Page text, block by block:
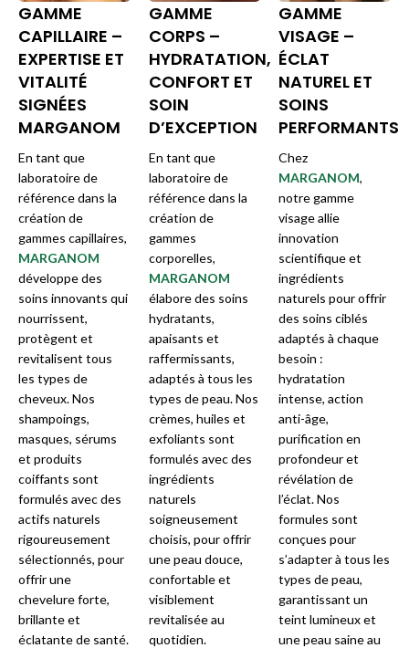
GAMME
CAPILLAIRE –
EXPERTISE ET
VITALITÉ
SIGNÉES
MARGANOM
En tant que
laboratoire de
référence dans la
création de
gammes capillaires,
MARGANOM
développe des
soins innovants qui
nourrissent,
protègent et
revitalisent tous
les types de
cheveux. Nos
shampoings,
masques, sérums
et produits
coiffants sont
formulés avec des
actifs naturels
rigoureusement
sélectionnés, pour
offrir une
chevelure forte,
brillante et
éclatante de santé.
GAMME
CORPS –
HYDRATATION,
CONFORT ET
SOIN
D’EXCEPTION
En tant que
laboratoire de
référence dans la
création de
gammes
corporelles,
MARGANOM
élabore des soins
hydratants,
apaisants et
raffermissants,
adaptés à tous les
types de peau. Nos
crèmes, huiles et
exfoliants sont
formulés avec des
ingrédients
naturels
soigneusement
choisis, pour offrir
une peau douce,
confortable et
visiblement
revitalisée au
quotidien.
GAMME
VISAGE –
ÉCLAT
NATUREL ET
SOINS
PERFORMANTS
Chez
MARGANOM,
notre gamme
visage allie
innovation
scientifique et
ingrédients
naturels pour offrir
des soins ciblés
adaptés à chaque
besoin :
hydratation
intense, action
anti-âge,
purification en
profondeur et
révélation de
l’éclat. Nos
formules sont
conçues pour
s’adapter à tous les
types de peau,
garantissant un
teint lumineux et
une peau saine au